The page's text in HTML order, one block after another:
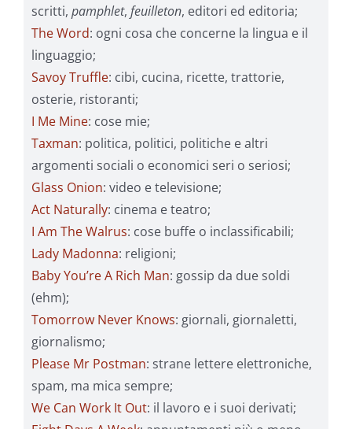
scritti, pamphlet, feuilleton, editori ed editoria;
The Word: ogni cosa che concerne la lingua e il
linguaggio;
Savoy Truffle: cibi, cucina, ricette, trattorie,
osterie, ristoranti;
I Me Mine: cose mie;
Taxman: politica, politici, politiche e altri
argomenti sociali o economici seri o seriosi;
Glass Onion: video e televisione;
Act Naturally: cinema e teatro;
I Am The Walrus: cose buffe o inclassificabili;
Lady Madonna: religioni;
Baby You’re A Rich Man: gossip da due soldi
(ehm);
Tomorrow Never Knows: giornali, giornaletti,
giornalismo;
Please Mr Postman: strane lettere elettroniche,
spam, ma mica sempre;
We Can Work It Out: il lavoro e i suoi derivati;